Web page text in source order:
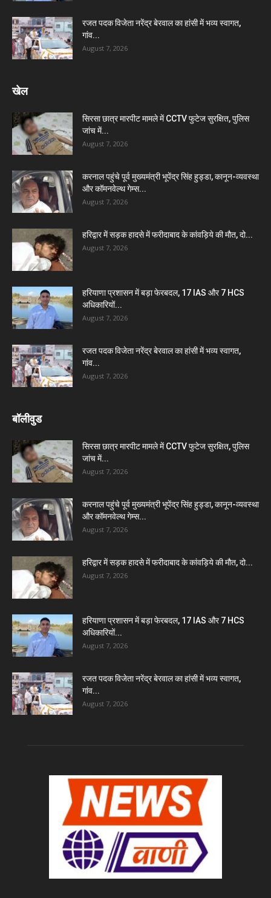
रजत पदक विजेता नरेंद्र बेरवाल का हांसी में भव्य स्वागत,
गांव...
August 7, 2026
खेल
सिरसा छात्र मारपीट मामले में CCTV फुटेज सुरक्षित, पुलिस
जांच में...
August 7, 2026
करनाल पहुंचे पूर्व मुख्यमंत्री भूपेंद्र सिंह हुड्डा, कानून-व्यवस्था
और कॉमनवेल्थ गेम्स...
August 7, 2026
हरिद्वार में सड़क हादसे में फरीदाबाद के कांवड़िये की मौत, दो...
August 7, 2026
हरियाणा प्रशासन में बड़ा फेरबदल, 17 IAS और 7 HCS
अधिकारियों...
August 7, 2026
रजत पदक विजेता नरेंद्र बेरवाल का हांसी में भव्य स्वागत,
गांव...
August 7, 2026
बॉलीवुड
सिरसा छात्र मारपीट मामले में CCTV फुटेज सुरक्षित, पुलिस
जांच में...
August 7, 2026
करनाल पहुंचे पूर्व मुख्यमंत्री भूपेंद्र सिंह हुड्डा, कानून-व्यवस्था
और कॉमनवेल्थ गेम्स...
August 7, 2026
हरिद्वार में सड़क हादसे में फरीदाबाद के कांवड़िये की मौत, दो...
August 7, 2026
हरियाणा प्रशासन में बड़ा फेरबदल, 17 IAS और 7 HCS
अधिकारियों...
August 7, 2026
रजत पदक विजेता नरेंद्र बेरवाल का हांसी में भव्य स्वागत,
गांव...
August 7, 2026